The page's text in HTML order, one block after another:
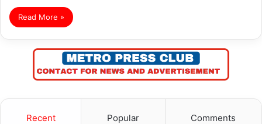
Read More »
Recent Popular Comments